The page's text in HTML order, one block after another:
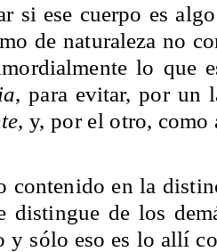
si ese cuerpo es
de naturaleza no
lo que
, para evitar, por un
, y, por el otro, como
contenido en la
distingue de los
y sólo eso es lo allí